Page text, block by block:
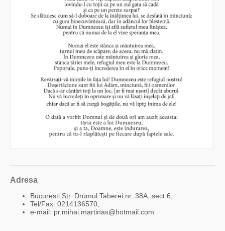
Adresa
Bucuresti,Str. Drumul Taberei nr. 38A, sect 6,
Tel/Fax: 0214136570,
e-mail: pr.mihai.martinas@hotmail.com